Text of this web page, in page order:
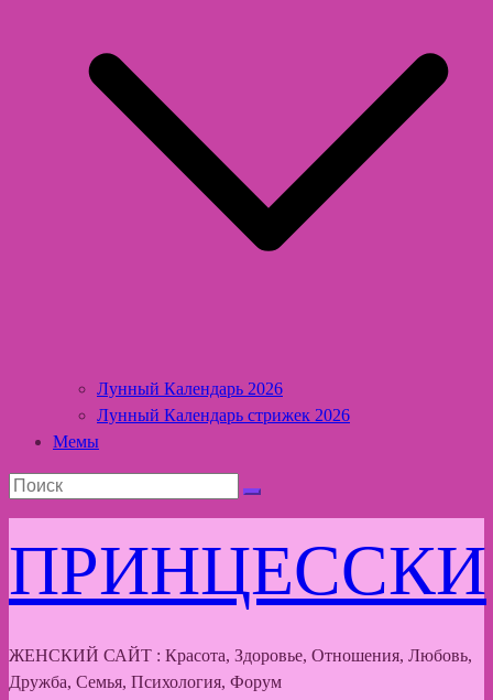
Лунный Календарь 2026
Лунный Календарь стрижек 2026
Мемы
ПРИНЦЕССКИ
ЖЕНСКИЙ САЙТ : Красота, Здоровье, Отношения, Любовь,
Дружба, Семья, Психология, Форум